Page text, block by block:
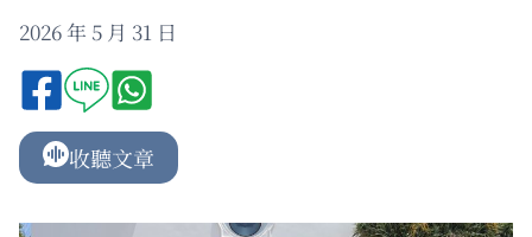
2026 年 5 月 31 日
收聽文章